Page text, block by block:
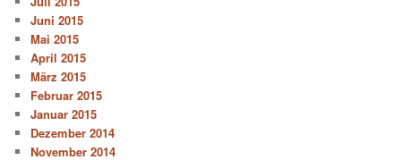
Juni 2015
Mai 2015
April 2015
März 2015
Februar 2015
Januar 2015
Dezember 2014
November 2014